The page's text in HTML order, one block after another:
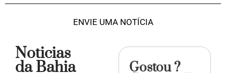
ENVIE UMA NOTÍCIA
Noticias
da Bahia Gostou ?